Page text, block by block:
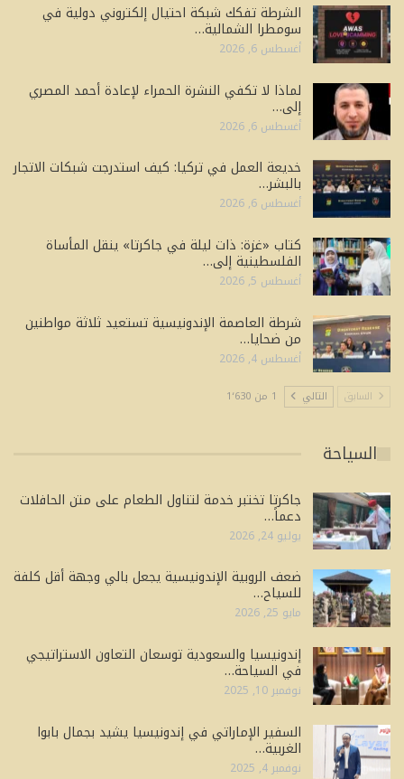
الشرطة تفكك شبكة احتيال إلكتروني دولية في
سومطرا الشمالية…
أغسطس 6, 2026
لماذا لا تكفي النشرة الحمراء لإعادة أحمد المصري
إلى…
أغسطس 6, 2026
خديعة العمل في تركيا: كيف استدرجت شبكات الاتجار
بالبشر…
أغسطس 6, 2026
كتاب «غزة: ذات ليلة في جاكرتا» ينقل المأساة
الفلسطينية إلى…
أغسطس 5, 2026
شرطة العاصمة الإندونيسية تستعيد ثلاثة مواطنين
من ضحايا…
أغسطس 4, 2026
السابق التالي 1 من 1٬630
السياحة
جاكرتا تختبر خدمة لتناول الطعام على متن الحافلات
دعماً…
يوليو 24, 2026
ضعف الروبية الإندونيسية يجعل بالي وجهة أقل كلفة
للسياح…
مايو 25, 2026
إندونيسيا والسعودية توسعان التعاون الاستراتيجي
في السياحة…
نوفمبر 10, 2025
السفير الإماراتي في إندونيسيا يشيد بجمال بابوا
الغربية…
نوفمبر 4, 2025